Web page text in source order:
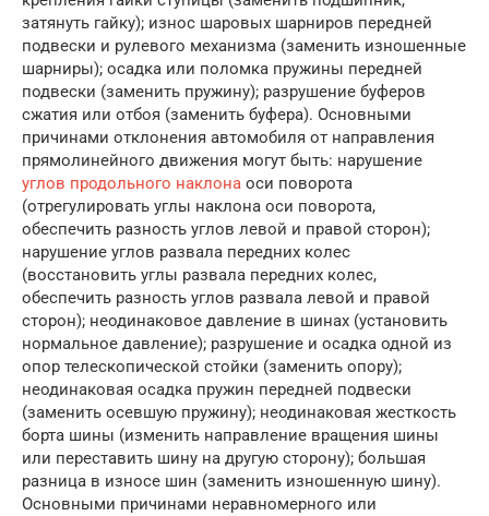
затянуть гайку); износ шаровых шарниров передней
подвески и рулевого механизма (заменить изношенные
шарниры); осадка или поломка пружины передней
подвески (заменить пружину); разрушение буферов
сжатия или отбоя (заменить буфера). Основными
причинами отклонения автомобиля от направления
прямолинейного движения могут быть: нарушение
углов продольного наклона оси поворота
(отрегулировать углы наклона оси поворота,
обеспечить разность углов левой и правой сторон);
нарушение углов развала передних колес
(восстановить углы развала передних колес,
обеспечить разность углов развала левой и правой
сторон); неодинаковое давление в шинах (установить
нормальное давление); разрушение и осадка одной из
опор телескопической стойки (заменить опору);
неодинаковая осадка пружин передней подвески
(заменить осевшую пружину); неодинаковая жесткость
борта шины (изменить направление вращения шины
или переставить шину на другую сторону); большая
разница в износе шин (заменить изношенную шину).
Основными причинами неравномерного или